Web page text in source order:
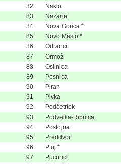
82
Naklo
83
Nazarje
84
Nova Gorica *
85
Novo Mesto *
86
Odranci
87
Ormož
88
Osilnica
89
Pesnica
90
Piran
91
Pivka
92
Podčetrtek
93
Podvelka-Ribnica
94
Postojna
95
Preddvor
96
Ptuj *
97
Puconci